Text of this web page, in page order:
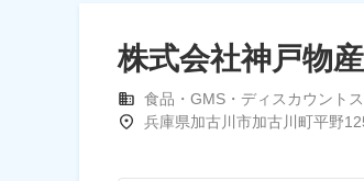
株式会社神戸物産
食品・GMS・ディスカウント
兵庫県加古川市加古川町平野